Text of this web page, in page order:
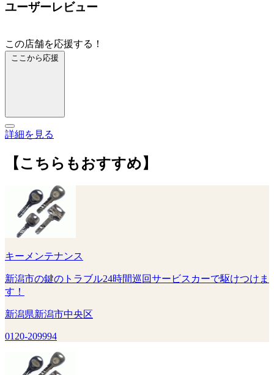
ユーザーレビュー
この店舗を応援する！
ここから応援
詳細を見る
【こちらもおすすめ】
キーメンテナンス
新潟市の鍵のトラブル24時間巡回サービスカーで駆けつけま
す！
新潟県新潟市中央区
0120-209994